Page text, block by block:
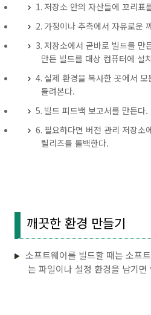
1. 저장소 안의 자산들에 꼬리표
2. 가정이나 추측에서 자유로운
3. 저장소에서 곧바로 빌드를 만
만든 빌드를 대상 컴퓨터에 설
4. 실제 환경을 복사한 곳에서
돌려본다.
5. 빌드 피드백 보고서를 만든다.
6. 필요하다면 버전 관리 저장소
릴리즈를 롤백한다.
깨끗한 환경 만들기
소프트웨어를 빌드할 때는 소프
는 파일이나 설정 환경을 남기면